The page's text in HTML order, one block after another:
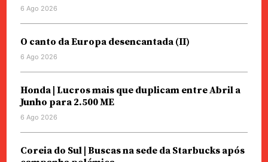
6 Ago 2026
O canto da Europa desencantada (II)
6 Ago 2026
Honda | Lucros mais que duplicam entre Abril a
Junho para 2.500 ME
6 Ago 2026
Coreia do Sul | Buscas na sede da Starbucks após